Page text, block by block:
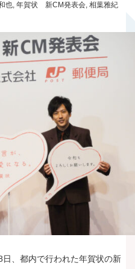
也, 年賀状 新CM発表会, 相葉雅紀
、都内で行われた年賀状の新